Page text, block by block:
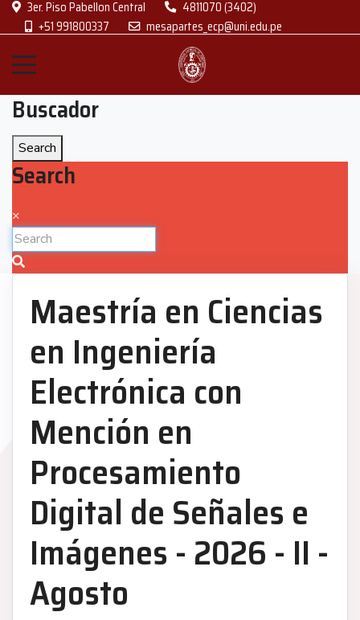
3er. Piso Pabellon Central
4811070 (3402)
+51 991800337
mesapartes_ecp@uni.edu.pe
Buscador
Search
Search
×
Maestría en Ciencias
en Ingeniería
Electrónica con
Mención en
Procesamiento
Digital de Señales e
Imágenes - 2026 - II -
Agosto